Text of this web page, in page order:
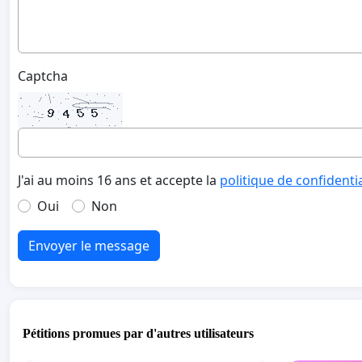
Captcha
J'ai au moins 16 ans et accepte la politique de
Oui
Non
Envoyer le message
Pétitions promues par d'autres utilisateurs